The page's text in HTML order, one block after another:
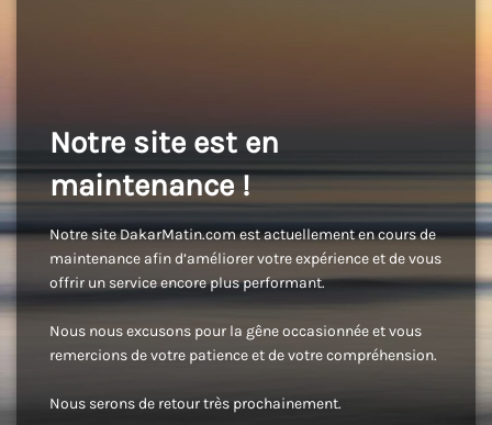
Notre site est en
maintenance !
Notre site DakarMatin.com est actuellement en cours de
maintenance afin d’améliorer votre expérience et de vous
offrir un service encore plus performant.
Nous nous excusons pour la gêne occasionnée et vous
remercions de votre patience et de votre compréhension.
Nous serons de retour très prochainement.